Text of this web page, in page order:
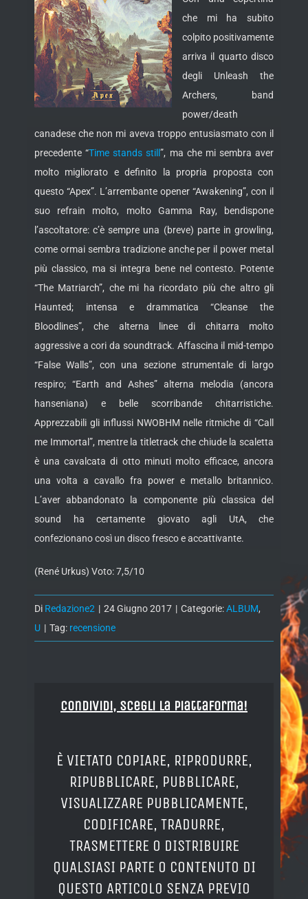
che mi ha subito
colpito positivamente
arriva il quarto disco
degli Unleash the
Archers, band
power/death
canadese che non mi aveva troppo entusiasmato con il
precedente “Time stands still”, ma che mi sembra aver
molto migliorato e definito la propria proposta con
questo “Apex”. L’arrembante opener “Awakening”, con il
suo refrain molto, molto Gamma Ray, bendispone
l’ascoltatore: c’è sempre una (breve) parte in growling,
come ormai sembra tradizione anche per il power metal
più classico, ma si integra bene nel contesto. Potente
“The Matriarch”, che mi ha ricordato più che altro gli
Haunted; intensa e drammatica “Cleanse the
Bloodlines”, che alterna linee di chitarra molto
aggressive a cori da soundtrack. Affascina il mid-tempo
“False Walls”, con una sezione strumentale di largo
respiro; “Earth and Ashes” alterna melodia (ancora
hanseniana) e belle scorribande chitarristiche.
Apprezzabili gli influssi NWOBHM nelle ritmiche di “Call
me Immortal”, mentre la titletrack che chiude la scaletta
è una cavalcata di otto minuti molto efficace, ancora
una volta a cavallo fra power e metallo britannico.
L’aver abbandonato la componente più classica del
sound ha certamente giovato agli UtA, che
confezionano così un disco fresco e accattivante.
(René Urkus) Voto: 7,5/10
Di Redazione2 | 24 Giugno 2017 | Categorie:ALBUM,
U | Tag: recensione
Condividi, Scegli la piattaforma!
È VIETATO COPIARE, RIPRODURRE,
RIPUBBLICARE, PUBBLICARE,
VISUALIZZARE PUBBLICAMENTE,
CODIFICARE, TRADURRE,
TRASMETTERE O DISTRIBUIRE
QUALSIASI PARTE O CONTENUTO DI
QUESTO ARTICOLO SENZA PREVIO